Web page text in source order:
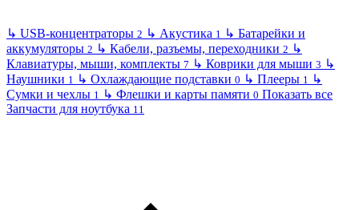
↳ USB-концентраторы 2 ↳ Акустика 1 ↳ Батарейки и
аккумуляторы 2 ↳ Кабели, разъемы, переходники 2 ↳
Клавиатуры, мыши, комплекты 7 ↳ Коврики для мыши 3 ↳
Наушники 1 ↳ Охлаждающие подставки 0 ↳ Плееры 1 ↳
Сумки и чехлы 1 ↳ Флешки и карты памяти 0 Показать все
Запчасти для ноутбука 11